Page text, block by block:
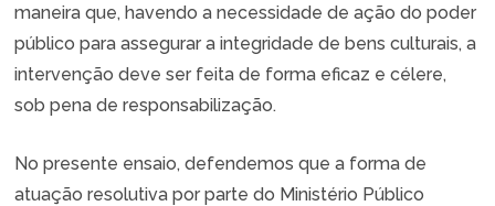
maneira que, havendo a necessidade de ação do poder
público para assegurar a integridade de bens culturais, a
intervenção deve ser feita de forma eficaz e célere,
sob pena de responsabilização.
No presente ensaio, defendemos que a forma de
atuação resolutiva por parte do Ministério Público